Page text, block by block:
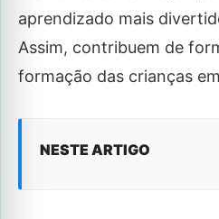
aprendizado mais
Assim, contribuem de
formação das crianças
NESTE ARTIGO